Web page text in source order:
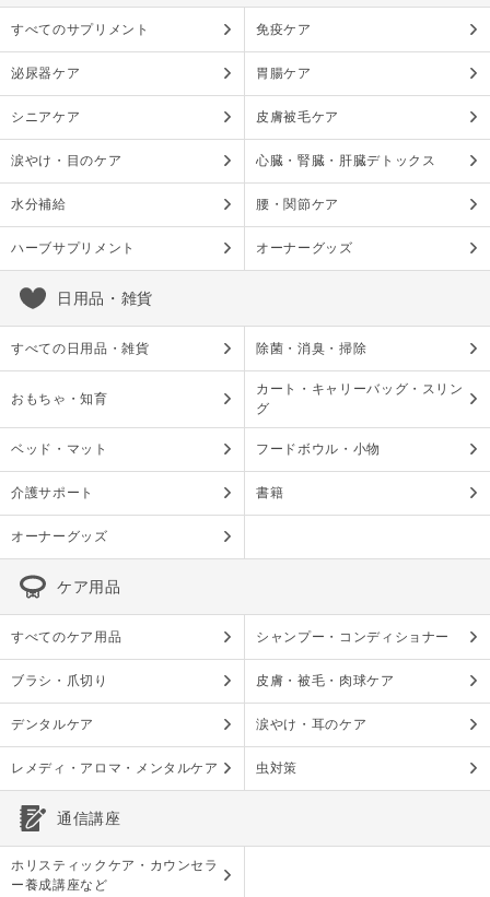
すべてのサプリメント 免疫ケア
泌尿器ケア 胃腸ケア
シニアケア 皮膚被毛ケア
涙やけ・目のケア 心臓・腎臓・肝臓デトックス
水分補給 腰・関節ケア
ハーブサプリメント オーナーグッズ
日用品・雑貨
すべての日用品・雑貨 除菌・消臭・掃除
おもちゃ・知育
カート・キャリーバッグ・スリン
グ
ベッド・マット フードボウル・小物
介護サポート 書籍
オーナーグッズ
ケア用品
すべてのケア用品 シャンプー・コンディショナー
ブラシ・爪切り 皮膚・被毛・肉球ケア
デンタルケア 涙やけ・耳のケア
レメディ・アロマ・メンタルケア 虫対策
通信講座
ホリスティックケア・カウンセラ
ー養成講座など